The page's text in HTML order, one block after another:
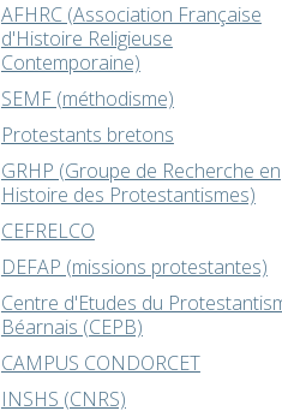
AFHRC (Association Française
d'Histoire Religieuse
Contemporaine)
SEMF (méthodisme)
Protestants bretons
GRHP (Groupe de Recherche en
Histoire des Protestantismes)
CEFRELCO
DEFAP (missions protestantes)
Centre d'Etudes du
Béarnais (CEPB)
CAMPUS CONDORCET
INSHS (CNRS)